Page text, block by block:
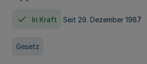
In Kraft Seit 29. Dezember 1987
Gesetz